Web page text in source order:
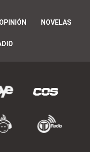
OPINIÓN NOVELAS